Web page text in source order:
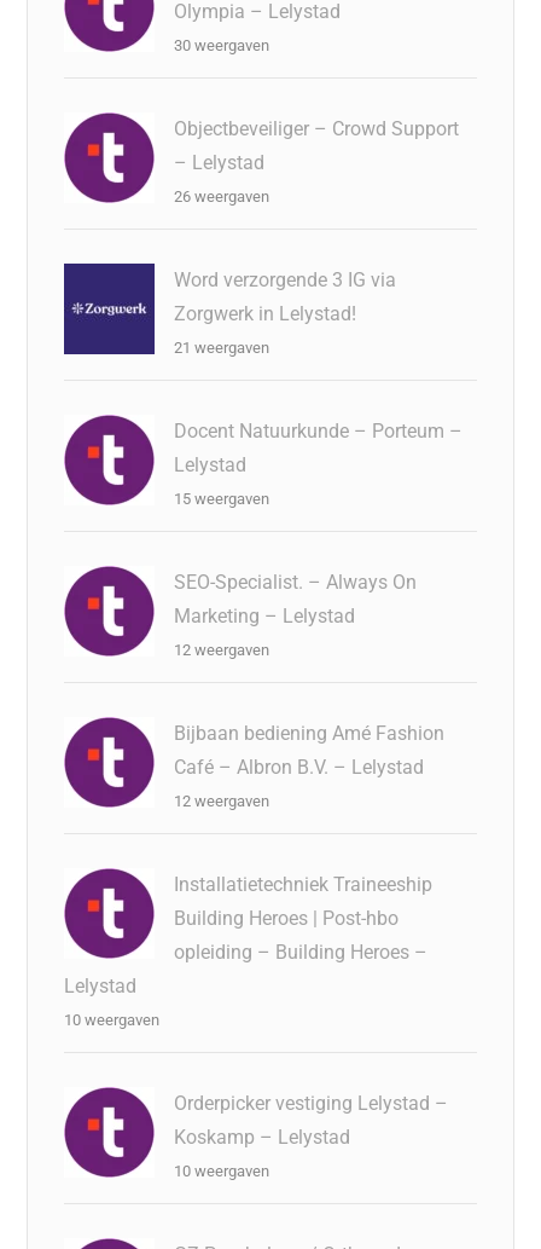
Olympia – Lelystad
30 weergaven
Objectbeveiliger – Crowd Support
– Lelystad
26 weergaven
Word verzorgende 3 IG via
Zorgwerk in Lelystad!
21 weergaven
Docent Natuurkunde – Porteum –
Lelystad
15 weergaven
SEO-Specialist. – Always On
Marketing – Lelystad
12 weergaven
Bijbaan bediening Amé Fashion
Café – Albron B.V. – Lelystad
12 weergaven
Installatietechniek Traineeship
Building Heroes | Post-hbo
opleiding – Building Heroes –
Lelystad
10 weergaven
Orderpicker vestiging Lelystad –
Koskamp – Lelystad
10 weergaven